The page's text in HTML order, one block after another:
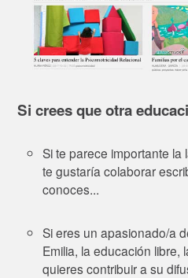
Si crees que otra
Si te parece importante
te gustaría colaborar
conoces...
Si eres un apasionado/a
Emilia, la educación libre,
quieres contribuir a su